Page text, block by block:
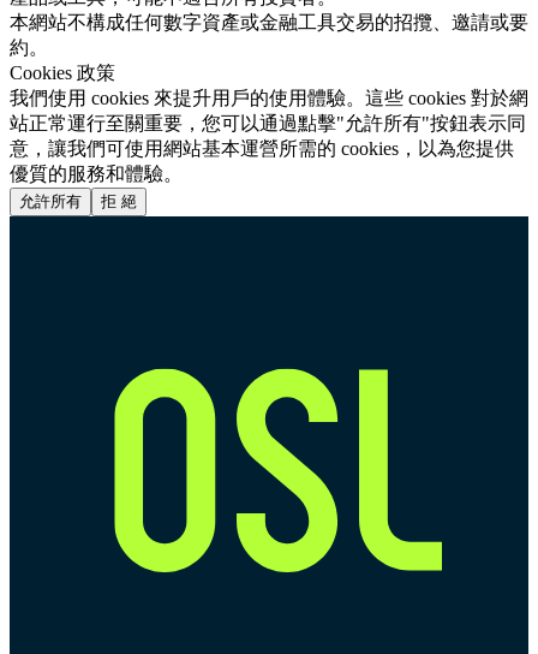
本網站不構成任何數字資產或金融工具交易的招攬、邀請或要
約。
Cookies 政策
我們使用 cookies 來提升用戶的使用體驗。這些 cookies 對於網
站正常運行至關重要，您可以通過點擊"允許所有"按鈕表示同
意，讓我們可使用網站基本運營所需的 cookies，以為您提供
優質的服務和體驗。
允許所有 拒 絕